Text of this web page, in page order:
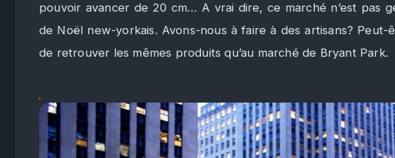
pouvoir avancer de 20 cm… A vrai dire, ce marché n’est pas
de Noël new-yorkais. Avons-nous à faire à des artisans? Peut-
de retrouver les mêmes produits qu’au marché de Bryant Park.